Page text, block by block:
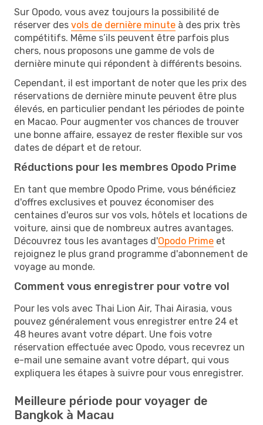
Sur Opodo, vous avez toujours la possibilité de
réserver des vols de dernière minute à des prix très
compétitifs. Même s’ils peuvent être parfois plus
chers, nous proposons une gamme de vols de
dernière minute qui répondent à différents besoins.
Cependant, il est important de noter que les prix des
réservations de dernière minute peuvent être plus
élevés, en particulier pendant les périodes de pointe
en Macao. Pour augmenter vos chances de trouver
une bonne affaire, essayez de rester flexible sur vos
dates de départ et de retour.
Réductions pour les membres Opodo Prime
En tant que membre Opodo Prime, vous bénéficiez
d'offres exclusives et pouvez économiser des
centaines d'euros sur vos vols, hôtels et locations de
voiture, ainsi que de nombreux autres avantages.
Découvrez tous les avantages d'Opodo Prime et
rejoignez le plus grand programme d'abonnement de
voyage au monde.
Comment vous enregistrer pour votre vol
Pour les vols avec Thai Lion Air, Thai Airasia, vous
pouvez généralement vous enregistrer entre 24 et
48 heures avant votre départ. Une fois votre
réservation effectuée avec Opodo, vous recevrez un
e-mail une semaine avant votre départ, qui vous
expliquera les étapes à suivre pour vous enregistrer.
Meilleure période pour voyager de
Bangkok à Macau